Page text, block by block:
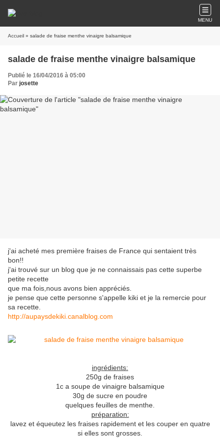
MENU
Accueil » salade de fraise menthe vinaigre balsamique
salade de fraise menthe vinaigre balsamique
Publié le 16/04/2016 à 05:00
Par josette
j'ai acheté mes première fraises de France qui sentaient très
bon!!
j'ai trouvé sur un blog que je ne connaissais pas cette superbe
petite recette
que ma fois,nous avons bien appréciés.
je pense que cette personne s'appelle kiki et je la remercie pour
sa recette.
http://aupaysdekiki.canalblog.com
ingrédients:
250g de fraises
1c a soupe de vinaigre balsamique
30g de sucre en poudre
quelques feuilles de menthe.
préparation:
lavez et équeutez les fraises rapidement et les couper en quatre
si elles sont grosses.